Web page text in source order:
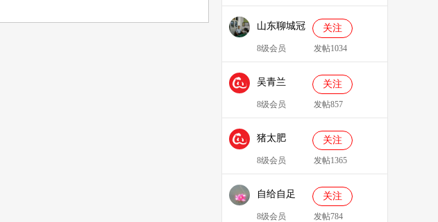
山东聊城冠
县、莘县综
合服务站：
冯代林
关注
8级会员 发帖1034
吴青兰 关注
8级会员 发帖857
猪太肥
143814
关注
8级会员 发帖1365
自给自足 关注
8级会员 发帖784